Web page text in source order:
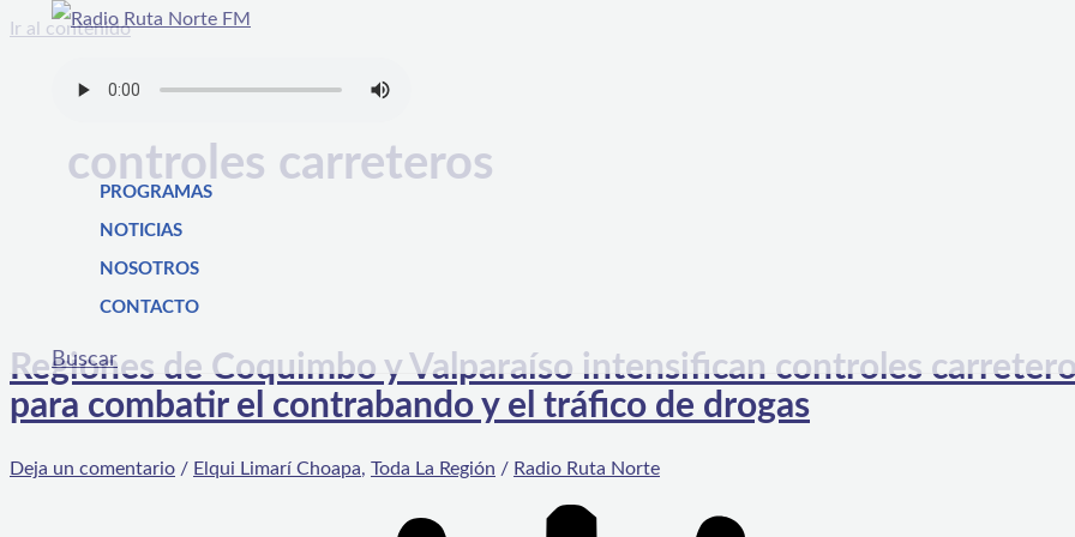
Ir al contenido
PROGRAMAS
NOTICIAS
NOSOTROS
CONTACTO
Buscar
controles carreteros
Regiones de Coquimbo y Valparaíso intensifican controles
para combatir el contrabando y el tráfico de drogas
Deja un comentario / Elqui Limarí Choapa, Toda La Región / Radio Ruta Norte